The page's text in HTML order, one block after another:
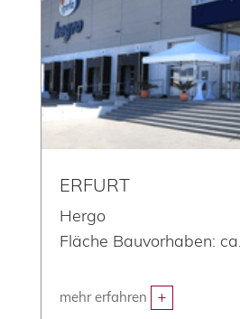
ERFURT
Hergo
Fläche Bauvorhaben:
mehr erfahren